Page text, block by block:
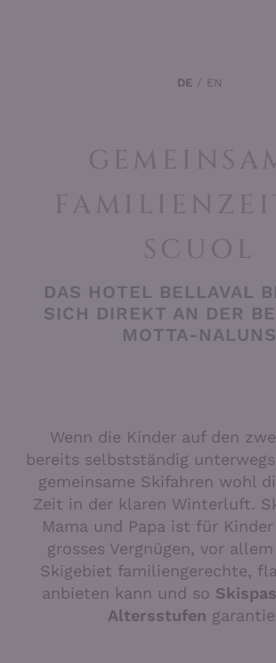
DE EN
SCUOL
DAS HOTEL BELLAVAL
SICH DIREKT AN DER
MOTTA-NALUNS
Wenn die Kinder auf den
bereits selbstständig
gemeinsame Skifahren wohl
Zeit in der klaren Winterluft.
Mama und Papa ist für
grosses Vergnügen, vor
Skigebiet familiengerechte,
anbieten kann und so
Altersstufen